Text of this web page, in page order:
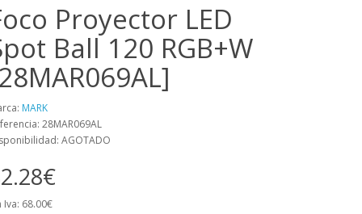
Proyector LED
Ball 120 RGB+W
MARK
28MAR069AL
AGOTADO
Iva: 68.00€